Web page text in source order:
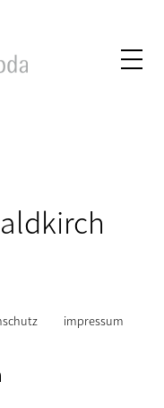
impressum